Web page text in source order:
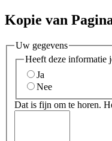
Kopie van
Uw gegevens
Heeft deze informatie
Ja
Nee
Dat is fijn om te horen.